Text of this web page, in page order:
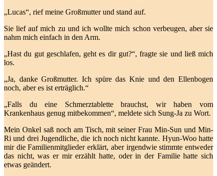
„Lucas“, rief meine Großmutter und stand auf.
Sie lief auf mich zu und ich wollte mich schon verbeugen, aber sie
nahm mich einfach in den Arm.
„Hast du gut geschlafen, geht es dir gut?“, fragte sie und ließ mich
los.
„Ja, danke Großmutter. Ich spüre das Knie und den Ellenbogen
noch, aber es ist erträglich.“
„Falls du eine Schmerztablette brauchst, wir haben vom
Krankenhaus genug mitbekommen“, meldete sich Sung-Ja zu Wort.
Mein Onkel saß noch am Tisch, mit seiner Frau Min-Sun und Min-
Ri und drei Jugendliche, die ich noch nicht kannte. Hyun-Woo hatte
mir die Familienmitglieder erklärt, aber irgendwie stimmte entweder
das nicht, was er mir erzählt hatte, oder in der Familie hatte sich
etwas geändert.